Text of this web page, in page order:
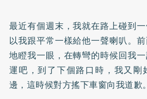
最近有個週末，我就在路上碰到
以我跟平常一樣給他一聲喇叭。
地瞪我一眼，在轉彎的時候回我
運吧，到了下個路口時，我又剛
邊，這時候對方搖下車窗向我道歉。